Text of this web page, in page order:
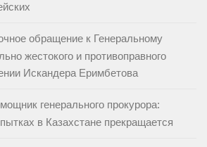
обращение к Генеральному
жестокого и противоправного
Искандера Еримбетова
генерального прокурора:
в Казахстане прекращается